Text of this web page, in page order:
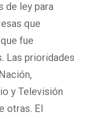
de ley para
que
fue
Las prioridades
y Televisión
otras. El